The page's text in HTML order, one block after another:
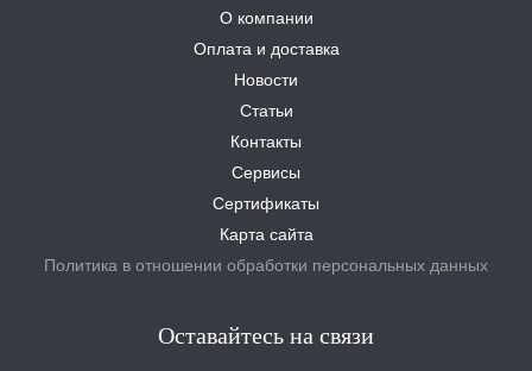
О компании
Оплата и доставка
Новости
Статьи
Контакты
Сервисы
Сертификаты
Карта сайта
Политика в отношении обработки персональных данных
Оставайтесь на связи